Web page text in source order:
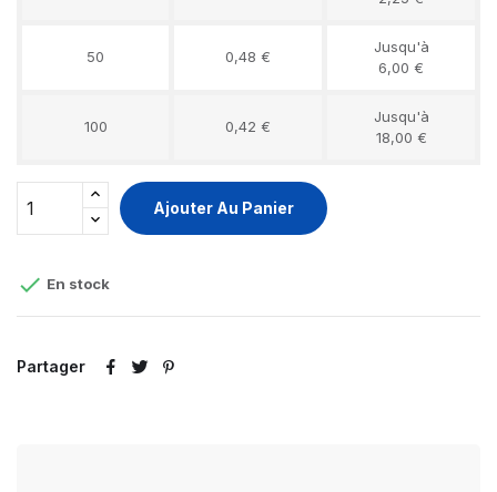
50 0,48 €
Jusqu'à
6,00 €
100 0,42 €
Jusqu'à
18,00 €
Ajouter Au Panier
 En stock
Partager